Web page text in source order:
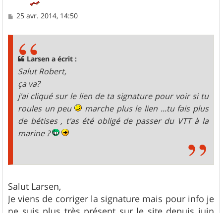
M
25 avr. 2014, 14:50
Larsen a écrit :
Salut Robert,
ça va?
j'ai cliqué sur le lien de ta signature pour voir si tu
roules un peu
marche plus le lien ...tu fais plus
de bétises , t'as été obligé de passer du VTT à la
marine ?
Salut Larsen,
Je viens de corriger la signature mais pour info je